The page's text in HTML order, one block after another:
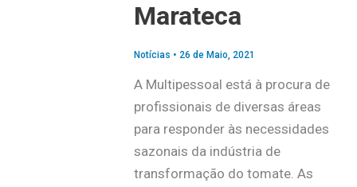
Marateca
Notícias • 26 de Maio, 2021
A Multipessoal está à procura de
profissionais de diversas áreas
para responder às necessidades
sazonais da indústria de
transformação do tomate. As